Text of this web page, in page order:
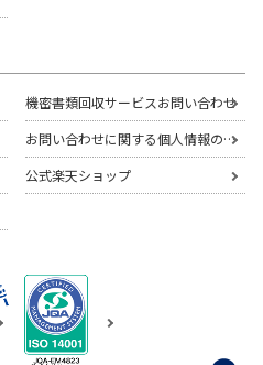
機密書類回収サービスお問い合わせ
お問い合わせに関する個人情報の取扱いについて
公式楽天ショップ